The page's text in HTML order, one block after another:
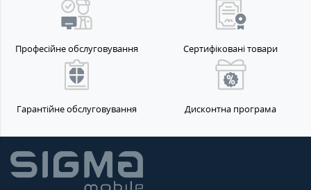
Професійне обслуговування Сертифіковані товари
Гарантійне обслуговування Дисконтна програма